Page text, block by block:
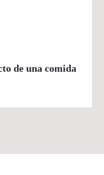
de una comida